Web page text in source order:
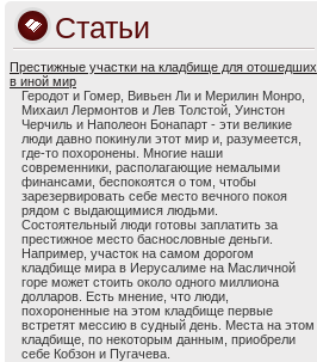
Статьи
Престижные участки на кладбище для отошедших
в иной мир
Геродот и Гомер, Вивьен Ли и Мерилин Монро,
Михаил Лермонтов и Лев Толстой, Уинстон
Черчиль и Наполеон Бонапарт - эти великие
люди давно покинули этот мир и, разумеется,
где-то похоронены. Многие наши
современники, располагающие немалыми
финансами, беспокоятся о том, чтобы
зарезервировать себе место вечного покоя
рядом с выдающимися людьми.
Состоятельный люди готовы заплатить за
престижное место баснословные деньги.
Например, участок на самом дорогом
кладбище мира в Иерусалиме на Масличной
горе может стоить около одного миллиона
долларов. Есть мнение, что люди,
похороненные на этом кладбище первые
встретят мессию в судный день. Места на этом
кладбище, по некоторым данным, приобрели
себе Кобзон и Пугачева.